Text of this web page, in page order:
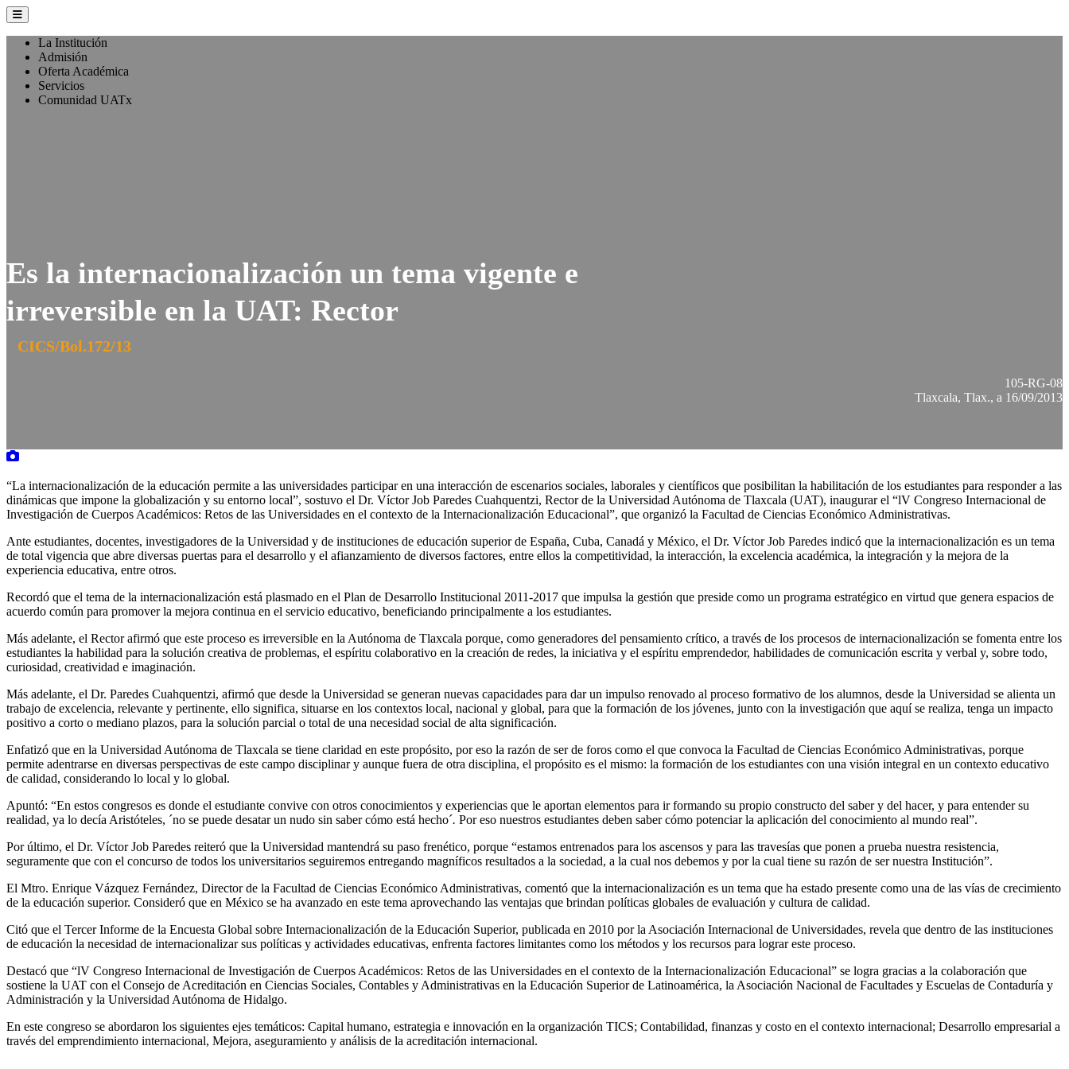
La Institución
Admisión
Oferta Académica
Servicios
Comunidad UATx
Es la internacionalización un tema vigente e
irreversible en la UAT: Rector
CICS/Bol.172/13
105-RG-08
Tlaxcala, Tlax., a 16/09/2013
“La internacionalización de la educación permite a las universidades participar en una interacción de escenarios sociales, laborales y científicos que posibilitan la habilitación de los estudiantes para responder a las
dinámicas que impone la globalización y su entorno local”, sostuvo el Dr. Víctor Job Paredes Cuahquentzi, Rector de la Universidad Autónoma de Tlaxcala (UAT), inaugurar el “lV Congreso Internacional de
Investigación de Cuerpos Académicos: Retos de las Universidades en el contexto de la Internacionalización Educacional”, que organizó la Facultad de Ciencias Económico Administrativas.
Ante estudiantes, docentes, investigadores de la Universidad y de instituciones de educación superior de España, Cuba, Canadá y México, el Dr. Víctor Job Paredes indicó que la internacionalización es un tema
de total vigencia que abre diversas puertas para el desarrollo y el afianzamiento de diversos factores, entre ellos la competitividad, la interacción, la excelencia académica, la integración y la mejora de la
experiencia educativa, entre otros.
Recordó que el tema de la internacionalización está plasmado en el Plan de Desarrollo Institucional 2011-2017 que impulsa la gestión que preside como un programa estratégico en virtud que genera espacios de
acuerdo común para promover la mejora continua en el servicio educativo, beneficiando principalmente a los estudiantes.
Más adelante, el Rector afirmó que este proceso es irreversible en la Autónoma de Tlaxcala porque, como generadores del pensamiento crítico, a través de los procesos de internacionalización se fomenta entre los
estudiantes la habilidad para la solución creativa de problemas, el espíritu colaborativo en la creación de redes, la iniciativa y el espíritu emprendedor, habilidades de comunicación escrita y verbal y, sobre todo,
curiosidad, creatividad e imaginación.
Más adelante, el Dr. Paredes Cuahquentzi, afirmó que desde la Universidad se generan nuevas capacidades para dar un impulso renovado al proceso formativo de los alumnos, desde la Universidad se alienta un
trabajo de excelencia, relevante y pertinente, ello significa, situarse en los contextos local, nacional y global, para que la formación de los jóvenes, junto con la investigación que aquí se realiza, tenga un impacto
positivo a corto o mediano plazos, para la solución parcial o total de una necesidad social de alta significación.
Enfatizó que en la Universidad Autónoma de Tlaxcala se tiene claridad en este propósito, por eso la razón de ser de foros como el que convoca la Facultad de Ciencias Económico Administrativas, porque
permite adentrarse en diversas perspectivas de este campo disciplinar y aunque fuera de otra disciplina, el propósito es el mismo: la formación de los estudiantes con una visión integral en un contexto educativo
de calidad, considerando lo local y lo global.
Apuntó: “En estos congresos es donde el estudiante convive con otros conocimientos y experiencias que le aportan elementos para ir formando su propio constructo del saber y del hacer, y para entender su
realidad, ya lo decía Aristóteles, ´no se puede desatar un nudo sin saber cómo está hecho´. Por eso nuestros estudiantes deben saber cómo potenciar la aplicación del conocimiento al mundo real”.
Por último, el Dr. Víctor Job Paredes reiteró que la Universidad mantendrá su paso frenético, porque “estamos entrenados para los ascensos y para las travesías que ponen a prueba nuestra resistencia,
seguramente que con el concurso de todos los universitarios seguiremos entregando magníficos resultados a la sociedad, a la cual nos debemos y por la cual tiene su razón de ser nuestra Institución”.
El Mtro. Enrique Vázquez Fernández, Director de la Facultad de Ciencias Económico Administrativas, comentó que la internacionalización es un tema que ha estado presente como una de las vías de crecimiento
de la educación superior. Consideró que en México se ha avanzado en este tema aprovechando las ventajas que brindan políticas globales de evaluación y cultura de calidad.
Citó que el Tercer Informe de la Encuesta Global sobre Internacionalización de la Educación Superior, publicada en 2010 por la Asociación Internacional de Universidades, revela que dentro de las instituciones
de educación la necesidad de internacionalizar sus políticas y actividades educativas, enfrenta factores limitantes como los métodos y los recursos para lograr este proceso.
Destacó que “lV Congreso Internacional de Investigación de Cuerpos Académicos: Retos de las Universidades en el contexto de la Internacionalización Educacional” se logra gracias a la colaboración que
sostiene la UAT con el Consejo de Acreditación en Ciencias Sociales, Contables y Administrativas en la Educación Superior de Latinoamérica, la Asociación Nacional de Facultades y Escuelas de Contaduría y
Administración y la Universidad Autónoma de Hidalgo.
En este congreso se abordaron los siguientes ejes temáticos: Capital humano, estrategia e innovación en la organización TICS; Contabilidad, finanzas y costo en el contexto internacional; Desarrollo empresarial a
través del emprendimiento internacional, Mejora, aseguramiento y análisis de la acreditación internacional.